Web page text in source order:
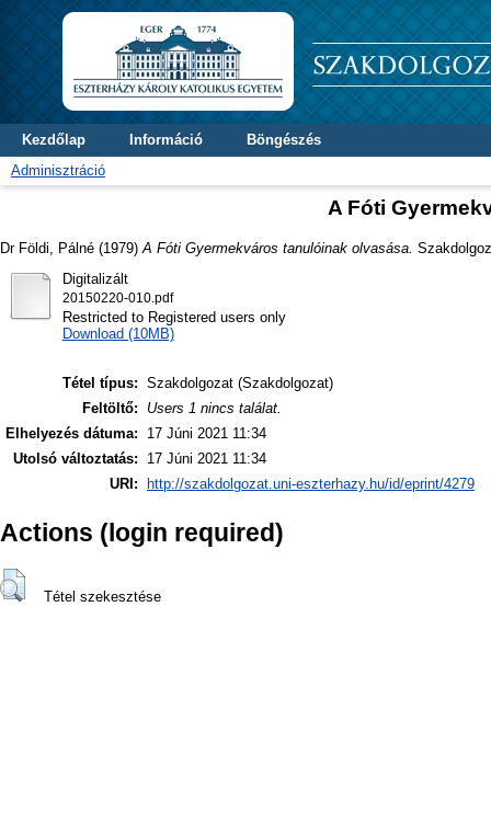
Kezdőlap Információ
Böngészés
Adminisztráció
A Fóti
Dr Földi, Pálné (1979) A Fóti Gyermekváros tanulóinak olvasása.
Digitalizált
20150220-010.pdf
Restricted to Registered users only
Download (10MB)
Tétel típus: Szakdolgozat (Szakdolgozat)
Feltöltő:
Users 1 nincs találat.
Elhelyezés dátuma:
17 Júni 2021 11:34
Utolsó változtatás:
17 Júni 2021 11:34
URI:
http://szakdolgozat.uni-eszterhazy.hu/id/eprint/4279
Actions (login required)
Tétel szekesztése